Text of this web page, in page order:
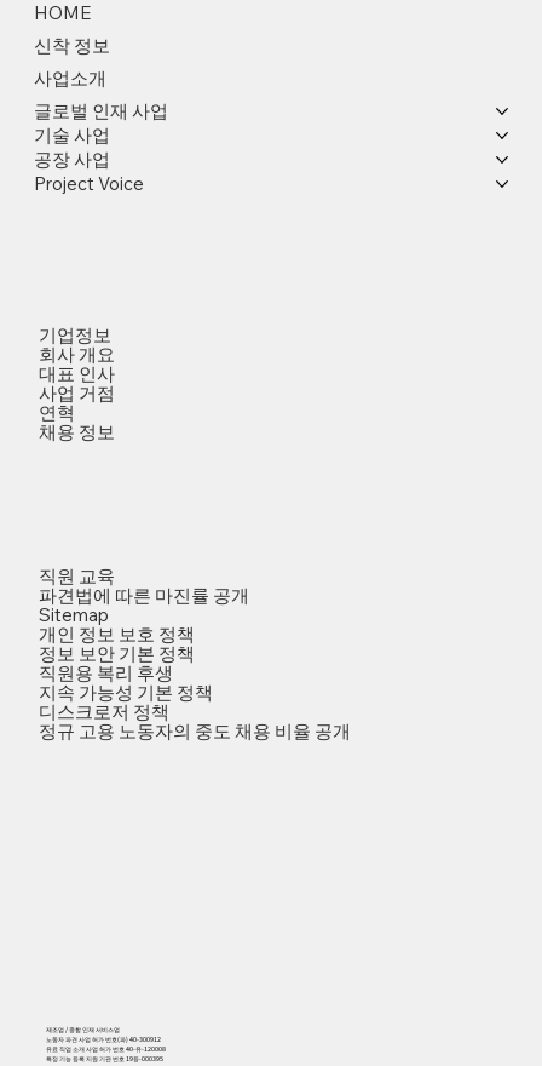
HOME
신착 정보
사업소개
글로벌 인재 사업
기술 사업
공장 사업
Project Voice
기업정보
회사 개요
대표 인사
사업 거점
연혁
채용 정보
직원 교육
파견법에 따른 마진률 공개
Sitemap
개인 정보 보호 정책
정보 보안 기본 정책
직원용 복리 후생
지속 가능성 기본 정책
디스크로저 정책
정규 고용 노동자의 중도 채용 비율 공개
제조업 / 종합 인재 서비스업
노동자 파견 사업 허가 번호(파) 40-300912
유료 직업 소개 사업 허가 번호 40-유-120008
특정 기능 등록 지원 기관 번호 19등-000395